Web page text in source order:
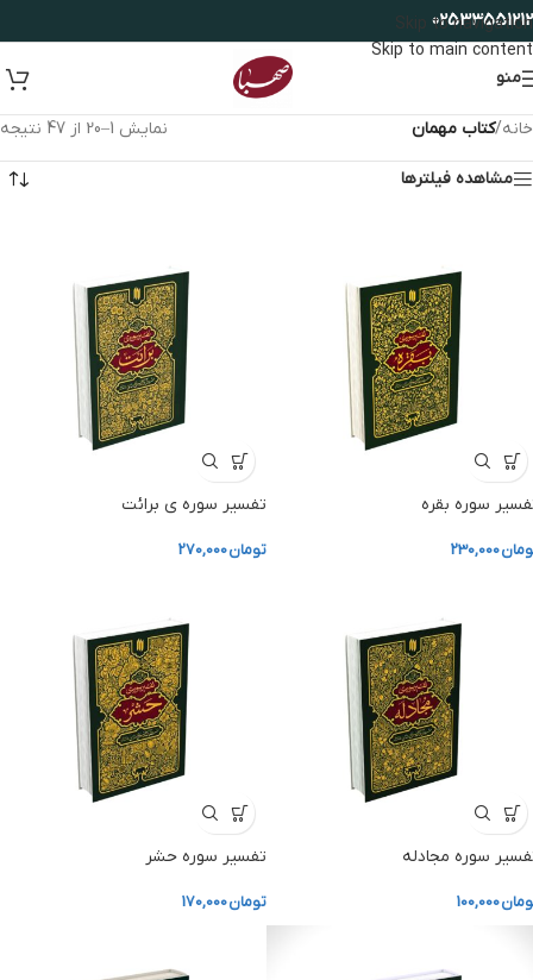
Skip to navigation
Skip to main content
02533551212
منو
خانه/کتاب مهمان نمایش 1–20 از 47 نتیجه
مشاهده فیلترها
سوره بقره
230,000
تفسیر سوره ی برائت
270,000تومان
سوره مجادله
100,000
تفسیر سوره حشر
170,000تومان